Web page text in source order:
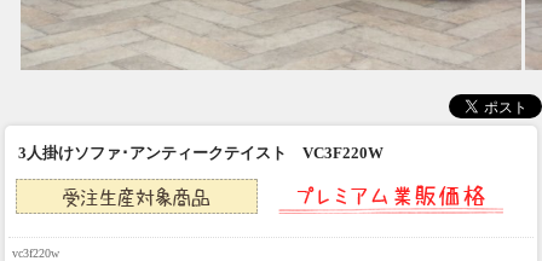
3人掛けソファ･アンティークテイスト VC3F220W
vc3f220w